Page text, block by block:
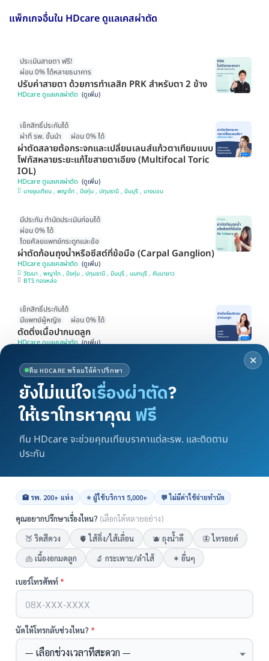
✕
ทีม HDCARE พร้อมให้คำปรึกษา
ยังไม่แน่ใจเรื่องผ่าตัด?
ให้เราโทรหาคุณฟรี
ทีม HDcare จะช่วยคุณเทียบราคาแต่ละรพ. และติดตาม
ประกัน
🏥 รพ. 200+ แห่ง ⭐ ผู้ใช้บริการ 5,000+ 💬 ไม่มีค่าใช้จ่ายทำนัด
คุณอยากปรึกษาเรื่องไหน? (เลือกได้หลายอย่าง)
🍑 ริดสีดวง
🫀 ไส้ติ่ง/ไส้เลื่อน 🫐 ถุงน้ำดี
🦋 ไทรอยด์
🫁 เนื้องอกมดลูก
🔬 กระเพาะ/ลำไส้ ✶ อื่นๆ
เบอร์โทรศัพท์ *
นัดให้โทรกลับช่วงไหน? *
แพ็กเกจอื่นใน HDcare ดูแลเคสผ่าตัด
ประเมินสายตา ฟรี!
ผ่อน 0% ได้หลายธนาคาร
ปรับค่าสายตา ด้วยการทำเลสิก PRK สำหรับตา 2 ข้าง
HDcare ดูแลเคสผ่าตัด
เช็กสิทธิ์ประกันได้
ผ่าที่ รพ. ชั้นนำ
ผ่อน 0% ได้
ผ่าตัดสลายต้อกระจกและเปลี่ยนเลนส์แก้วตาเทียมแบบ
โฟกัสหลายระยะแก้ไขสายตาเอียง (Multifocal Toric
IOL)
HDcare ดูแลเคสผ่าตัด
บางขุนเทียน , พญาไท , บึงกุ่ม , ปทุมธานี , มีนบุรี , บางบอน
มีประกัน ทำนัดประเมินก่อนได้
ผ่อน 0% ได้
โดยศัลยแพทย์กระดูกและข้อ
ผ่าตัดก้อนถุงน้ำหรือซีสต์ที่ข้อมือ (Carpal Ganglion)
HDcare ดูแลเคสผ่าตัด
วัฒนา , พญาไท , บึงกุ่ม , ปทุมธานี , มีนบุรี , นนทบุรี , คันนายาว
BTS ทองหล่อ
เช็กสิทธิ์ประกันได้
มีแพทย์ผู้หญิง
ผ่อน 0% ได้
ตัดติ่งเนื้อปากมดลูก
HDcare ดูแลเคสผ่าตัด
ผ่อน 0% ได้
มีแพทย์เฉพาะทาง
มีประกัน นัดประเมินได้
ทำหมันหญิงแบบส่องกล้อง
HDcare ดูแลเคสผ่าตัด
นนทบุรี
แอดมินพร้อมดูแลคุณทุกวันทางไลน์